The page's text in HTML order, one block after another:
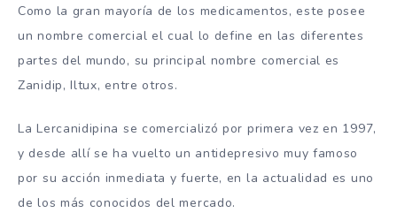
Como la gran mayoría de los medicamentos, este posee
un nombre comercial el cual lo define en las diferentes
partes del mundo, su principal nombre comercial es
Zanidip, Iltux, entre otros.
La Lercanidipina se comercializó por primera vez en 1997,
y desde allí se ha vuelto un antidepresivo muy famoso
por su acción inmediata y fuerte, en la actualidad es uno
de los más conocidos del mercado.